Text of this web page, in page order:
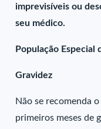
imprevisíveis ou
seu médico.
População Especial
Gravidez
Não se recomenda
primeiros meses de